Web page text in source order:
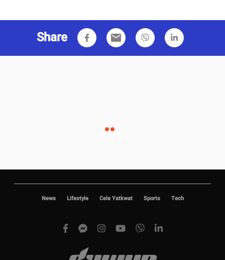
Share email
News Lifestyle Cele Yatkwat Sports Tech